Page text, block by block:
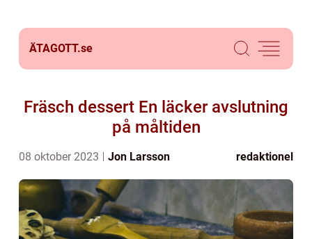
ÄTAGOTT.se
Fräsch dessert En läcker avslutning
på måltiden
08 oktober 2023 Jon Larsson redaktionel